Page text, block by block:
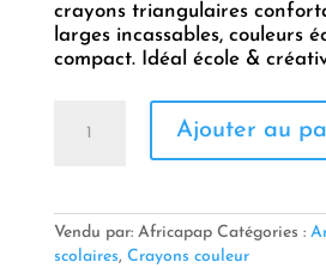
crayons triangulaires
larges incassables, couleurs
compact. Idéal école &
Couleur
Maped
Ajouter au
Vendu par: Africapap Catégories :
scolaires, Crayons couleur